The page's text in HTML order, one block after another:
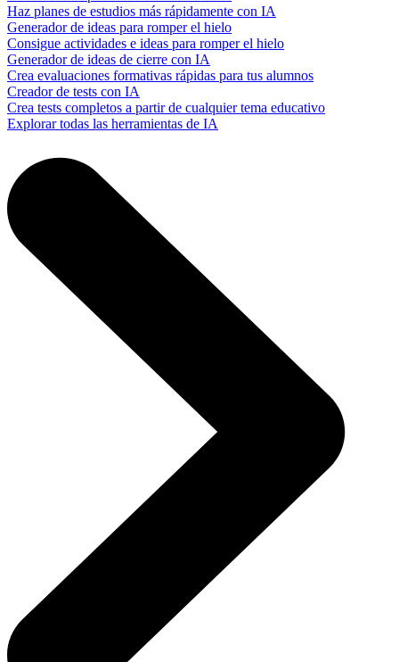
Haz planes de estudios más rápidamente con IA
Generador de ideas para romper el hielo
Consigue actividades e ideas para romper el hielo
Generador de ideas de cierre con IA
Crea evaluaciones formativas rápidas para tus alumnos
Creador de tests con IA
Crea tests completos a partir de cualquier tema educativo
Explorar todas las herramientas de IA